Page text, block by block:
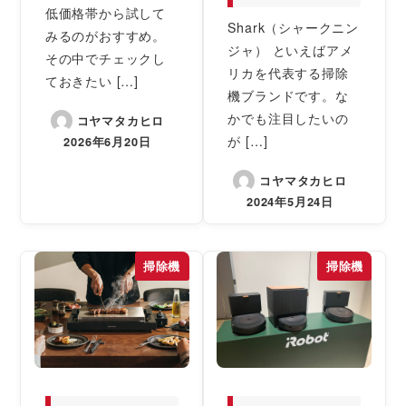
低価格帯から試して
みるのがおすすめ。
その中でチェックし
ておきたい […]
コヤマタカヒロ
2026年6月20日
Shark（シャークニン
ジャ） といえばアメ
リカを代表する掃除
機ブランドです。な
かでも注目したいの
が […]
コヤマタカヒロ
2024年5月24日
掃除機 掃除機